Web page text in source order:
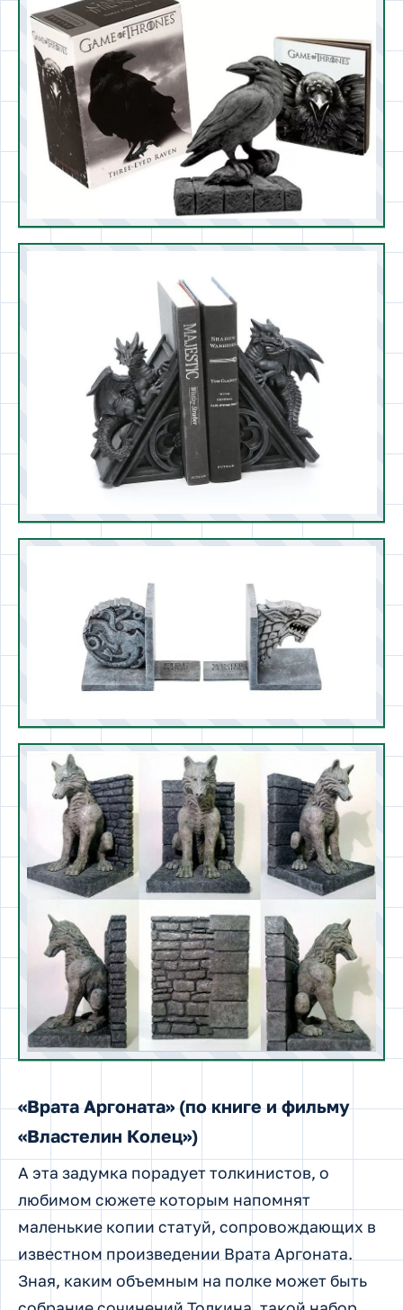
«Врата Аргоната» (по книге и фильму
А эта задумка порадует толкинистов, о
любимом сюжете которым напомнят
маленькие копии статуй, сопровождающих в
известном произведении Врата Аргоната.
можно считать идеальным подарком.
Очень красиво и монументально смотрятся
книгодержатели в виде «Врат Аргоната» из
«Властелина Колец»